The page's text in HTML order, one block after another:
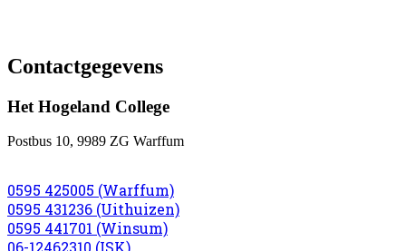
Contactgegevens
Het Hogeland College
Postbus 10, 9989 ZG Warffum
0595 425005 (Warffum)
0595 431236 (Uithuizen)
0595 441701 (Winsum)
06-12462310 (ISK)